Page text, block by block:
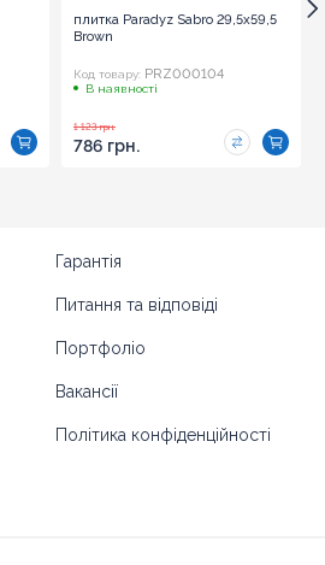
плитка Paradyz Sabro 29,5x59,5
Brown
Код товару: PRZ000104
В наявності
1 123 грн.
786 грн.
Гарантія
Питання та відповіді
Портфоліо
Вакансії
Політика конфіденційності